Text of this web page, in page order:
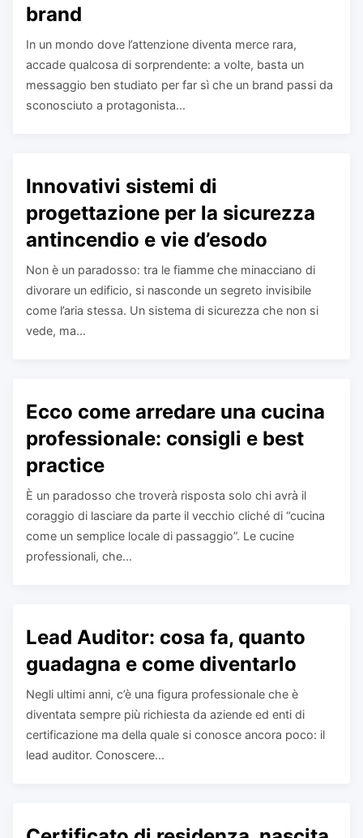
brand
In un mondo dove l’attenzione diventa merce rara,
accade qualcosa di sorprendente: a volte, basta un
messaggio ben studiato per far sì che un brand passi da
sconosciuto a protagonista...
Innovativi sistemi di
progettazione per la sicurezza
antincendio e vie d’esodo
Non è un paradosso: tra le fiamme che minacciano di
divorare un edificio, si nasconde un segreto invisibile
come l’aria stessa. Un sistema di sicurezza che non si
vede, ma...
Ecco come arredare una cucina
professionale: consigli e best
practice
È un paradosso che troverà risposta solo chi avrà il
coraggio di lasciare da parte il vecchio cliché di “cucina
come un semplice locale di passaggio”. Le cucine
professionali, che...
Lead Auditor: cosa fa, quanto
guadagna e come diventarlo
Negli ultimi anni, c’è una figura professionale che è
diventata sempre più richiesta da aziende ed enti di
certificazione ma della quale si conosce ancora poco: il
lead auditor. Conoscere...